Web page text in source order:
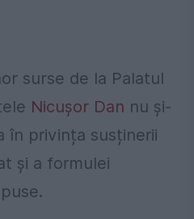
surse de la Palatul
Nicușor Dan nu și-
în privința susținerii
și a formulei